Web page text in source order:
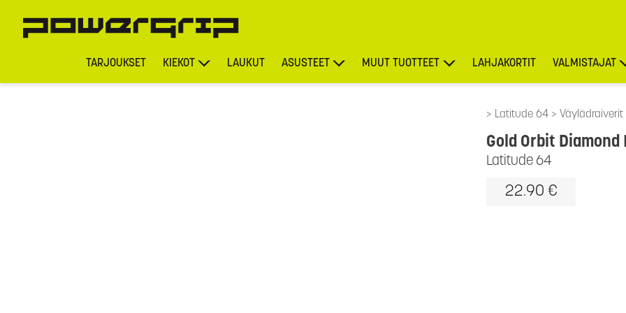
TARJOUKSET KIEKOT LAUKUT ASUSTEET MUUT TUOTTEET LAHJAKORTIT VALMISTAJAT
Latitude 64 Väylädraiverit
Latitude 64
Gold Orbit
22.90 €